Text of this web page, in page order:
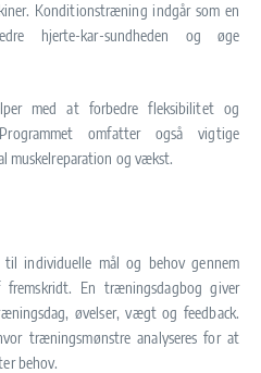
Konditionstræning indgår som en
hjerte-kar-sundheden og øge
med at forbedre fleksibilitet og
omfatter også vigtige
muskelreparation og vækst.
individuelle mål og behov gennem
En træningsdagbog giver
øvelser, vægt og feedback.
træningsmønstre analyseres for at
behov.